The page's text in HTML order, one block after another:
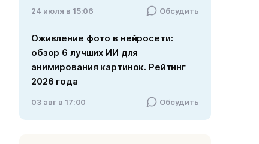
24 июля в 15:06 Обсудить
Оживление фото в нейросети:
обзор 6 лучших ИИ для
анимирования картинок. Рейтинг
2026 года
03 авг в 17:00 Обсудить